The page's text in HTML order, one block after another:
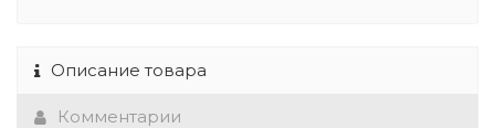
Описание товара
Комментарии